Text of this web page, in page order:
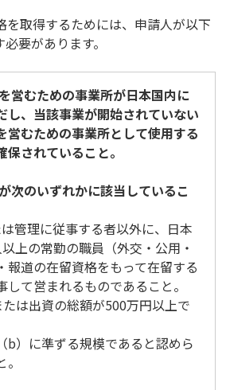
を取得するためには、申請人が以下
要があります。
営むための事業所が日本国内に
し、当該事業が開始されていない
営むための事業所として使用する
されていること。
次のいずれかに該当しているこ
は管理に従事する者以外に、日本
上の常勤の職員（外交・公用・
報道の在留資格をもって在留する
て営まれるものであること。
たは出資の総額が500万円以上で
b）に準ずる規模であると認めら